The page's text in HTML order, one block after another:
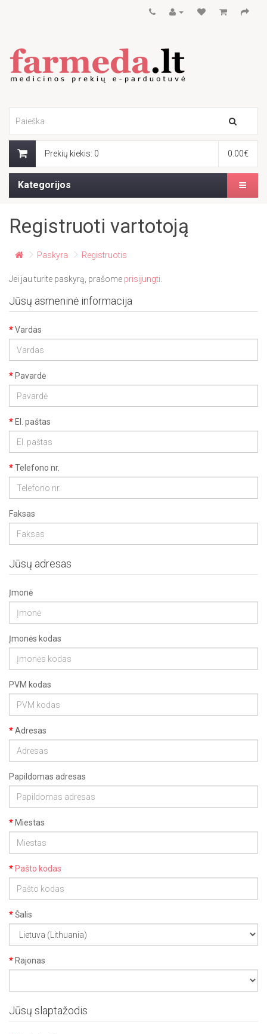
Prekių kiekis: 0 0.00€
Kategorijos
Registruoti vartotoją
Paskyra Registruotis
Jei jau turite paskyrą, prašome prisijungti
Jūsų asmeninė informacija
Vardas
Pavardė
El. paštas
Telefono nr.
Faksas
Jūsų adresas
Įmonė
Įmonės kodas
PVM kodas
Adresas
Papildomas adresas
Miestas
Pašto kodas
Šalis
Rajonas
Jūsų slaptažodis